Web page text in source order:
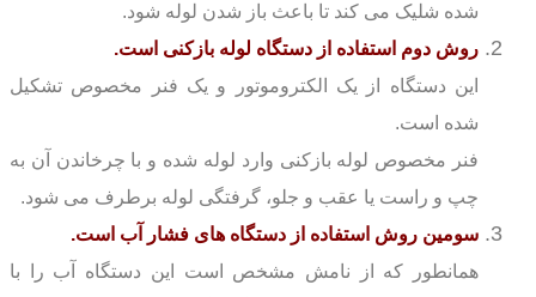
شده شلیک می کند تا باعث باز شدن لوله شود.
روش دوم استفاده از دستگاه لوله بازکنی است.
این دستگاه از یک الکتروموتور و یک فنر مخصوص تشکیل
شده است.
فنر مخصوص لوله بازکنی وارد لوله شده و با چرخاندن آن به
چپ و راست یا عقب و جلو، گرفتگی لوله برطرف می شود.
سومین روش استفاده از دستگاه های فشار آب است.
همانطور که از نامش مشخص است این دستگاه آب را با